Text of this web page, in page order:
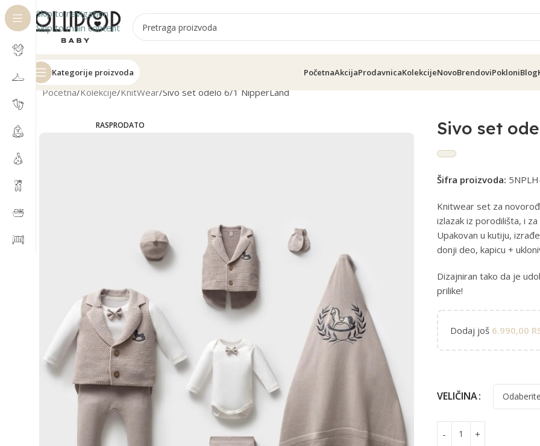
Skip to navigation
Skip to main content
Kategorije proizvoda PočetnaAkcijaProdavnicaKolekcijeNovoBrendoviPokloniBlog
Početna Kolekcije KnitWear Sivo set odelo 6/1 NipperLand
RASPRODATO Sivo set
Šifra proizvoda:
Knitwear set za
izlazak iz porodilišta, i
Upakovan u kutiju,
donji deo, kapicu +
Dizajniran tako da je
prilike!
Dodaj još 6.990,00
VELIČINA
Alternative: